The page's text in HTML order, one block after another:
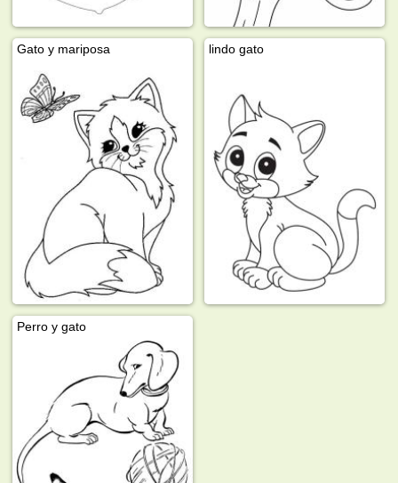
Gato y mariposa lindo gato
Perro y gato